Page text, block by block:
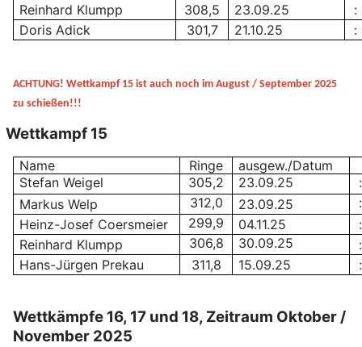
Reinhard Klumpp
308,5 23.09.25
:
Doris Adick
301,7 21.10.25 :
ACHTUNG! Wettkampf 15 ist auch noch im August / September 2025
zu schießen!!!
Wettkampf 15
Name Ringe
ausgew./Datum
Stefan Weigel
305,2 23.09.25
:
Markus Welp
312,0 23.09.25
:
Heinz-Josef Coersmeier
299,9 04.11.25
:
Reinhard Klumpp
306,8 30.09.25
:
Hans-Jürgen Prekau
311,8 15.09.25 :
Wettkämpfe 16, 17 und 18, Zeitraum Oktober /
November 2025